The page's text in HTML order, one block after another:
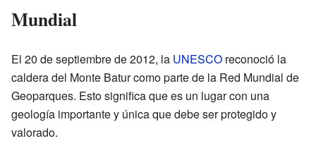
Mundial
El 20 de septiembre de 2012, la UNESCO reconoció la
caldera del Monte Batur como parte de la Red Mundial de
Geoparques. Esto significa que es un lugar con una
geología importante y única que debe ser protegido y
valorado.